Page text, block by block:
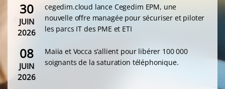
30
JUIN
2026
cegedim.cloud lance Cegedim EPM, une
nouvelle offre managée pour sécuriser et piloter
les parcs IT des PME et ETI
08
JUIN
2026
Maiia et Vocca s’allient pour libérer 100 000
soignants de la saturation téléphonique.